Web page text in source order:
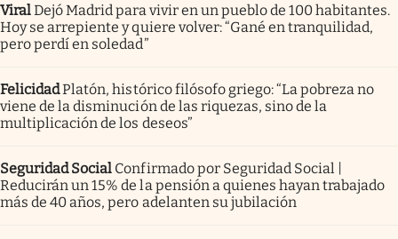
ViralDejó Madrid para vivir en un pueblo de 100 habitantes.
Hoy se arrepiente y quiere volver: “Gané en tranquilidad,
pero perdí en soledad”
FelicidadPlatón, histórico filósofo griego: “La pobreza no
viene de la disminución de las riquezas, sino de la
multiplicación de los deseos”
Seguridad Social Confirmado por Seguridad Social |
Reducirán un 15% de la pensión a quienes hayan trabajado
más de 40 años, pero adelanten su jubilación